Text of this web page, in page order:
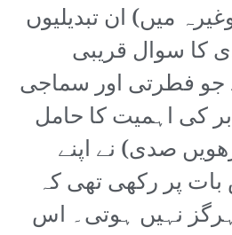
میں) ان تبدیلیوں
کا سوال قریبی
جو فطرتی اور سماجی
کی اہمیت کا حامل
صدی) نے اپنے
پر رکھی تھی کہ
ہرگز نہیں ہوتی۔ اس